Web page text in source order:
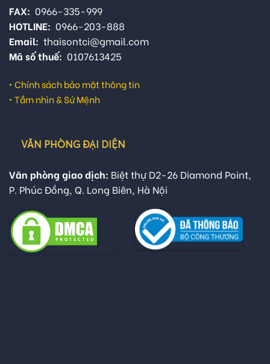
FAX: 0966-335-999
HOTLINE: 0966-203-888
Email: thaisontci@gmail.com
Mã số thuế: 0107613425
• Chính sách bảo mật thông tin
• Tầm nhìn & Sứ Mệnh
VĂN PHÒNG ĐẠI DIỆN
Văn phòng giao dịch: Biệt thự D2-26 Diamond Point,
P. Phúc Đồng, Q. Long Biên, Hà Nội